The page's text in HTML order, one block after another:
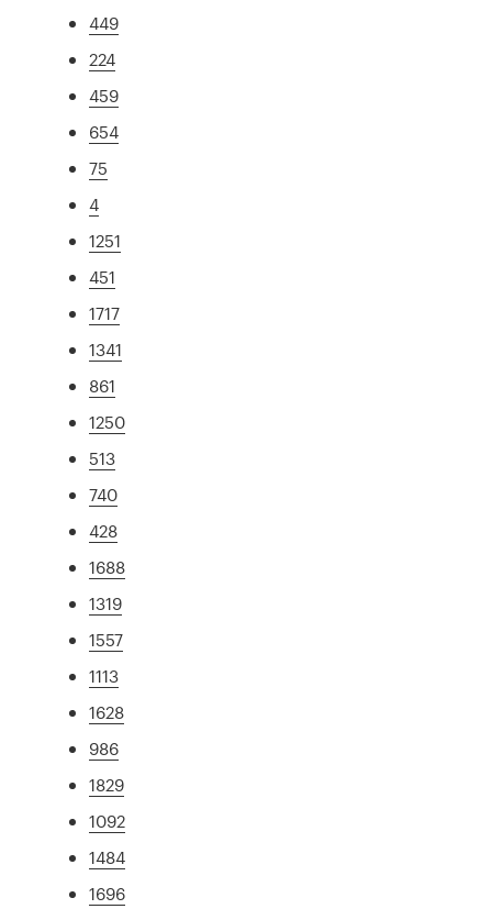
449
224
459
654
75
4
1251
451
1717
1341
861
1250
513
740
428
1688
1319
1557
1113
1628
986
1829
1092
1484
1696